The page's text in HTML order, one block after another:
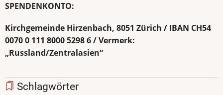
SPENDENKONTO:
Kirchgemeinde Hirzenbach, 8051 Zürich / IBAN CH54
0070 0 111 8000 5298 6 / Vermerk:
„Russland/Zentralasien“
Schlagwörter